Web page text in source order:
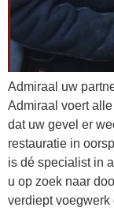
Admiraal uw
Admiraal voert
dat uw gevel er
restauratie in
is dé specialist in
u op zoek naar
verdiept